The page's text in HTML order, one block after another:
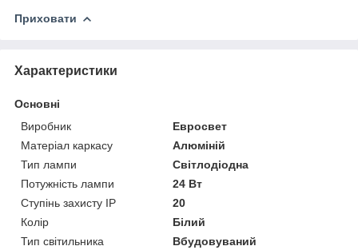
Приховати
Характеристики
Основні
Виробник
Евросвет
Матеріал каркасу
Алюміній
Тип лампи
Світлодіодна
Потужність лампи
24 Вт
Ступінь захисту IP
20
Колір
Білий
Тип світильника
Вбудовуваний